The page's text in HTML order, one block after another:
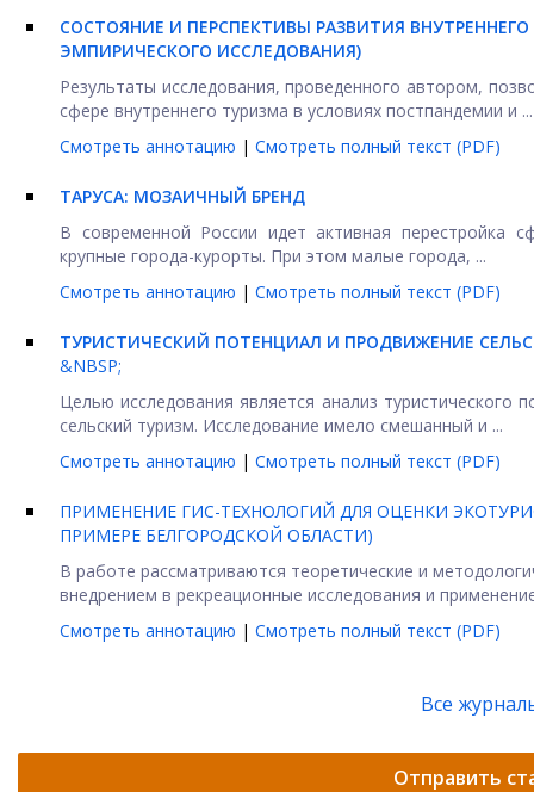
СОСТОЯНИЕ И ПЕРСПЕКТИВЫ РАЗВИТИЯ
ЭМПИРИЧЕСКОГО ИССЛЕДОВАНИЯ)
Результаты исследования, проведенного автором,
сфере внутреннего туризма в условиях постпандемии и ...
Смотреть аннотацию | Смотреть полный текст (PDF)
ТАРУСА: МОЗАИЧНЫЙ БРЕНД
В современной России идет активная перестройка
крупные города-курорты. При этом малые города, ...
Смотреть аннотацию | Смотреть полный текст (PDF)
ТУРИСТИЧЕСКИЙ ПОТЕНЦИАЛ И ПРОДВИЖЕНИЕ
&NBSP;
Целью исследования является анализ туристического
сельский туризм. Исследование имело смешанный и ...
Смотреть аннотацию | Смотреть полный текст (PDF)
ПРИМЕНЕНИЕ ГИС-ТЕХНОЛОГИЙ ДЛЯ ОЦЕНКИ
ПРИМЕРЕ БЕЛГОРОДСКОЙ ОБЛАСТИ)
В работе рассматриваются теоретические и
внедрением в рекреационные исследования и
Смотреть аннотацию | Смотреть полный текст (PDF)
Все
Отправить